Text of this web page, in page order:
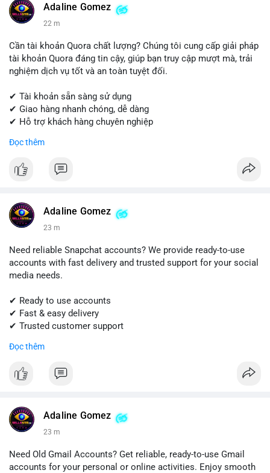
#instagram #instagramaccount
#digitalsolutions
#sellssmm
Adaline Gomez
22 m
Cần tài khoản Quora chất lượng? Chúng tôi cung cấp giải pháp
tài khoản Quora đáng tin cậy, giúp bạn truy cập mượt mà, trải
nghiệm dịch vụ tốt và an toàn tuyệt đối.
✔ Tài khoản sẵn sàng sử dụng
✔ Giao hàng nhanh chóng, dễ dàng
✔ Hỗ trợ khách hàng chuyên nghiệp
Liên hệ ngay để được tư vấn và đặt hàng:
💬 Telegram: @SellsSMM
#sellssmm
Đọc thêm
Adaline Gomez
23 m
Need reliable Snapchat accounts? We provide ready-to-use
accounts with fast delivery and trusted support for your social
media needs.
✔ Ready to use accounts
✔ Fast & easy delivery
✔ Trusted customer support
📱 WhatsApp: +1 (681) 549-2683
Đọc thêm
Adaline Gomez
23 m
Need Old Gmail Accounts? Get reliable, ready-to-use Gmail
accounts for your personal or online activities. Enjoy smooth